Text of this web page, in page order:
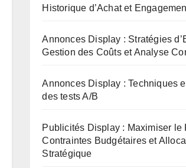
Historique d’Achat et
Annonces Display : Stratégies
Gestion des Coûts et Analyse
Annonces Display : Techniques
des tests A/B
Publicités Display : Maximiser le
Contraintes Budgétaires et
Stratégique